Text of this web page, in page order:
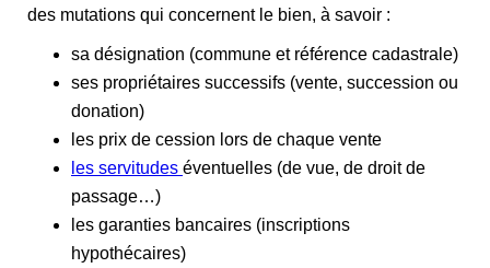
des mutations qui concernent le bien, à savoir :
sa désignation (commune et référence cadastrale)
ses propriétaires successifs (vente, succession ou
donation)
les prix de cession lors de chaque vente
les servitudes éventuelles (de vue, de droit de
passage…)
les garanties bancaires (inscriptions
hypothécaires)